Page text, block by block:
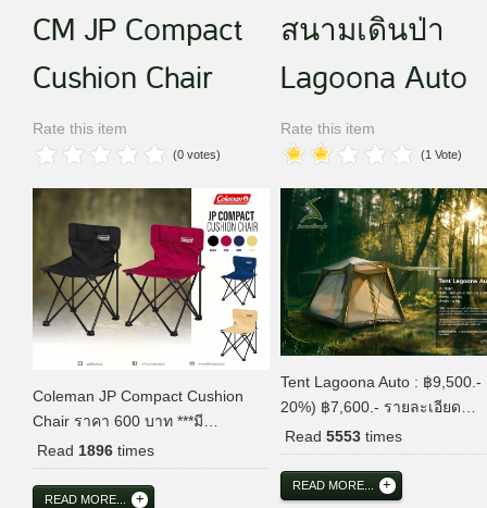
CM JP Compact
Cushion Chair
Rate this item
(0 votes)
Coleman JP Compact Cushion
Chair ราคา 600 บาท ***มี…
Read 1896 times
READ MORE...
สนามเดินป่า
Lagoona Auto
Rate this item
(1 Vote)
Tent Lagoona Auto : ฿9,500.-
20%) ฿7,600.- รายละเอียด…
Read 5553times
READ MORE...